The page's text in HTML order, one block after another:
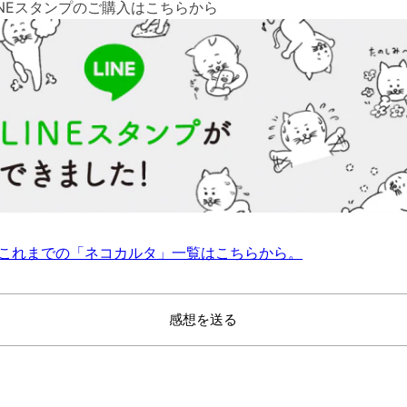
スタンプのご購入はこちらから
れまでの「ネコカルタ」一覧はこちらから。
感想を送る